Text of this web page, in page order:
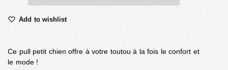
Add to wishlist
Ce pull petit chien offre à votre toutou à la fois le confort et
le mode !